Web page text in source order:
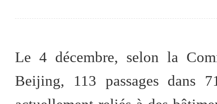
Le 4 décembre, selon la
Beijing, 113 passages dans